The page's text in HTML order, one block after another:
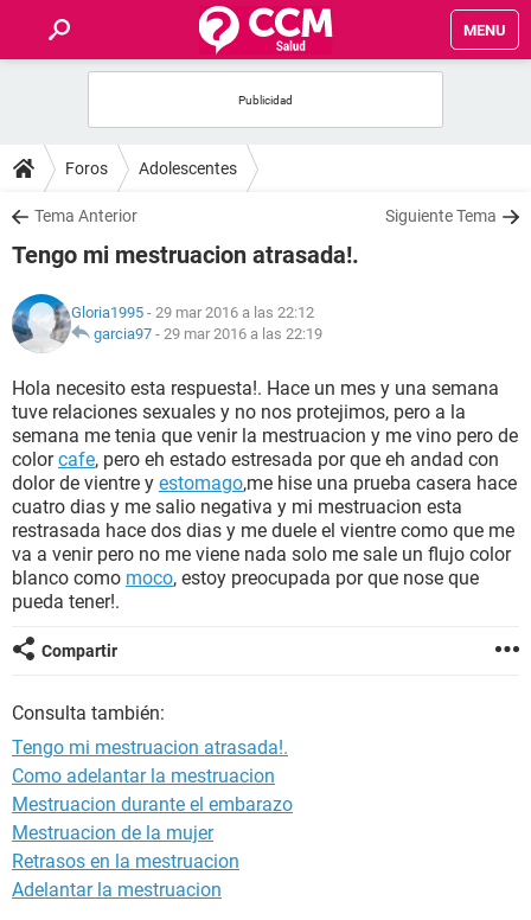
MENU
FOROS
SALUD
FAMILIA
NUTRICIÓN
BIENESTAR
SEXUALIDAD
GLOSARIO
Foros Adolescentes
Tema Anterior Siguiente Tema
Tengo mi mestruacion atrasada!.
Gloria1995 - 29 mar 2016 a las 22:12
garcia97 - 29 mar 2016 a las 22:19
Hola necesito esta respuesta!. Hace un mes y una semana
tuve relaciones sexuales y no nos protejimos, pero a la
semana me tenia que venir la mestruacion y me vino pero de
colorcafe, pero eh estado estresada por que eh andad con
dolor de vientre y estomago,me hise una prueba casera hace
cuatro dias y me salio negativa y mi mestruacion esta
restrasada hace dos dias y me duele el vientre como que me
va a venir pero no me viene nada solo me sale un flujo color
blanco como moco, estoy preocupada por que nose que
pueda tener!.
Compartir
Consulta también:
Tengo mi mestruacion atrasada!.
Como adelantar la mestruacion
Mestruacion durante el embarazo
Mestruacion de la mujer
Retrasos en la mestruacion
Adelantar la mestruacion